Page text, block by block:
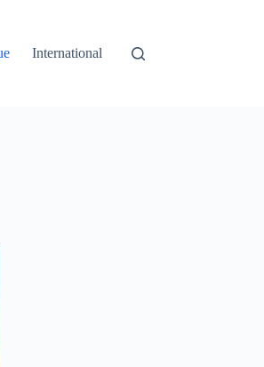
International